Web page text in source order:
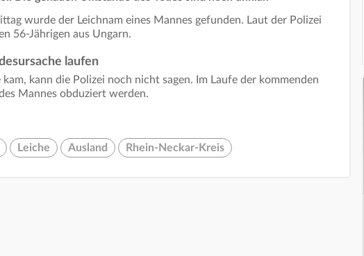
wurde der Leichnam eines Mannes gefunden. Laut der Polizei
56-Jährigen aus Ungarn.
laufen
kann die Polizei noch nicht sagen. Im Laufe der kommenden
Mannes obduziert werden.
Leiche Ausland Rhein-Neckar-Kreis